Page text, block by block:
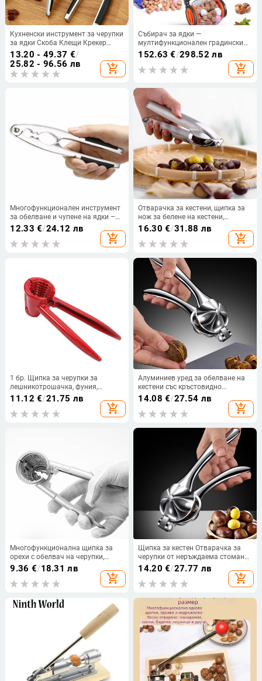
Кухненски инструмент за черупки
за ядки Скоба Клещи Крекер
Цинкова сплав
Лешникотрошачка Черупки
Бадем Орех Пекан Лешник
Лешник Ядка
13.20 - 49.37 €/
25.82 - 96.56 лв
add_shopping_cart
Събирач за ядки —
мултифункционален градински
инструмент с въртящ се
механизъм за събиране на орехи
и кестени
152.63 €/298.52 лв
add_shopping_cart
Многофункционален инструмент
за обелване и чупене на ядки –
за орехи, лешници, пекан,
кедрови ядки и бадеми –
домашен кухненски инструмент
12.33 €/24.12 лв
add_shopping_cart
Отварачка за кестени, щипка за
нож за белене на кестени,
артефакт за белене и черупки,
машина за напречно рязане,
кухненски инструменти
16.30 €/31.88 лв
add_shopping_cart
1 бр. Щипка за черупки за
лешникотрошачка, фуния,
трошачка за ядки, устойчива на
пръски лешникотрошачка,
метална черупка, кухненска
11.12 €/21.75 лв
add_shopping_cart
Алуминиев уред за обелване на
кестени със кръстовидно
захващане –
мултифункционален инструмент
за ядки, модерен
през лятото на 2021 г.
14.08 €/27.54 лв
add_shopping_cart
Многофункционална щипка за
орехи с обелвач на черупки,
фуния и инструмент за ядки,
алуминиева сплав
9.36 €/18.31 лв
add_shopping_cart
Щипка за кестен Отварачка за
черупки от неръждаема стомана
Разбивачка за ядки Шелер
Домакински белене на кестени
Орехови клещи Резачка
14.20 €/27.77 лв
add_shopping_cart